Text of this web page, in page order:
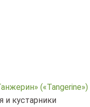
кустарники